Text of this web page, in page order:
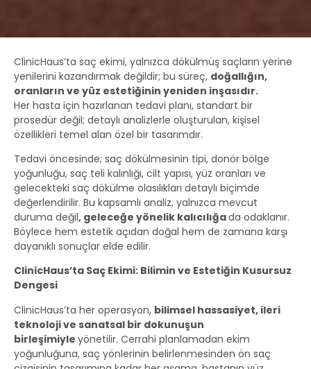
ClinicHaus’ta saç ekimi, yalnızca dökülmüş saçların yerine
yenilerini kazandırmak değildir; bu süreç, doğallığın,
oranların ve yüz estetiğinin yeniden inşasıdır.
Her hasta için hazırlanan tedavi planı, standart bir
prosedür değil; detaylı analizlerle oluşturulan, kişisel
özellikleri temel alan özel bir tasarımdır.
Tedavi öncesinde; saç dökülmesinin tipi, donör bölge
yoğunluğu, saç teli kalınlığı, cilt yapısı, yüz oranları ve
gelecekteki saç dökülme olasılıkları detaylı biçimde
değerlendirilir. Bu kapsamlı analiz, yalnızca mevcut
duruma değil, geleceğe yönelik kalıcılığada odaklanır.
Böylece hem estetik açıdan doğal hem de zamana karşı
dayanıklı sonuçlar elde edilir.
ClinicHaus’ta Saç Ekimi: Bilimin ve Estetiğin Kusursuz
Dengesi
ClinicHaus’ta her operasyon, bilimsel hassasiyet, ileri
teknoloji ve sanatsal bir dokunuşun
birleşimiyle yönetilir. Cerrahi planlamadan ekim
yoğunluğuna, saç yönlerinin belirlenmesinden ön saç